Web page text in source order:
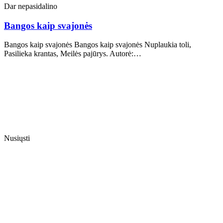
Dar nepasidalino
Bangos kaip svajonės
Bangos kaip svajonės Bangos kaip svajonės Nuplaukia toli,
Pasilieka krantas, Meilės pajūrys. Autorė:…
Nusiųsti